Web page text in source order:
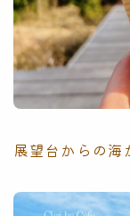
展望台からの海